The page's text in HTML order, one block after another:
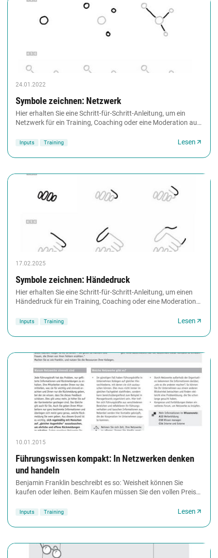
24.01.2022
Symbole zeichnen: Netzwerk
Hier erhalten Sie eine Schritt-für-Schritt-Anleitung, um ein
Netzwerk für ein Training, Coaching oder eine Moderation auf
Inputs Training Lesen
17.02.2025
Symbole zeichnen: Händedruck
Hier erhalten Sie eine Schritt-für-Schritt-Anleitung, um einen
Händedruck für ein Training, Coaching oder eine Moderation
Inputs Training Lesen
10.01.2015
Führungswissen kompakt: In Netzwerken denken
und handeln
Benjamin Franklin beschreibt es so: 'Weisheit können Sie
kaufen oder leihen. Beim Kaufen müssen Sie den vollen Preis
Inputs Training Lesen